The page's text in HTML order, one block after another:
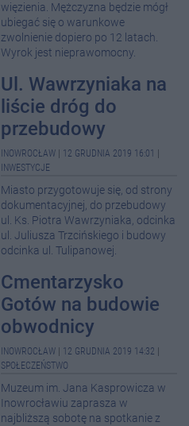
więzienia. Mężczyzna będzie mógł
ubiegać się o warunkowe
zwolnienie dopiero po 12 latach.
Wyrok jest nieprawomocny.
Ul. Wawrzyniaka na
liście dróg do
przebudowy
INOWROCŁAW 12 GRUDNIA 2019 16:01
INWESTYCJE
Miasto przygotowuje się, od strony
dokumentacyjnej, do przebudowy
ul. Ks. Piotra Wawrzyniaka, odcinka
ul. Juliusza Trzcińskiego i budowy
odcinka ul. Tulipanowej.
Cmentarzysko
Gotów na budowie
obwodnicy
INOWROCŁAW 12 GRUDNIA 2019 14:32
SPOŁECZEŃSTWO
Muzeum im. Jana Kasprowicza w
Inowrocławiu zaprasza w
najbliższą sobotę na spotkanie z